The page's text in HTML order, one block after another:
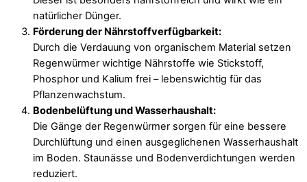
natürlicher Dünger.
Förderung der Nährstoffverfügbarkeit:
Durch die Verdauung von organischem Material setzen
Regenwürmer wichtige Nährstoffe wie Stickstoff,
Phosphor und Kalium frei – lebenswichtig für das
Pflanzenwachstum.
Bodenbelüftung und Wasserhaushalt:
Die Gänge der Regenwürmer sorgen für eine bessere
Durchlüftung und einen ausgeglichenen Wasserhaushalt
im Boden. Staunässe und Bodenverdichtungen werden
reduziert.